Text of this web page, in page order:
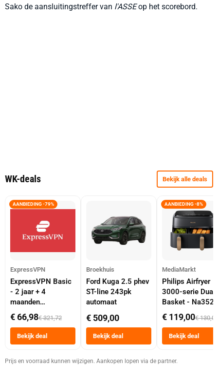
Sako de aansluitingstreffer van l'ASSEop het scorebord.
WK-deals Bekijk alle deals
AANBIEDING -79%
ExpressVPN
ExpressVPN Basic
- 2 jaar + 4
maanden
abonnement
€ 66,98€ 321,72
Bekijk deal
Broekhuis
Ford Kuga 2.5 phev
ST-line 243pk
automaat
€ 509,00
Bekijk deal
AANBIEDING -8%
MediaMarkt
Philips Airfryer
3000-serie Dual
Basket -
Dubbele Mand 9
Tot 6 Personen
Heteluchtfriteuse
Zwart
€ 119,00€ 130,00
Bekijk deal
Prijs en voorraad kunnen wijzigen. Aankopen lopen via de partner.